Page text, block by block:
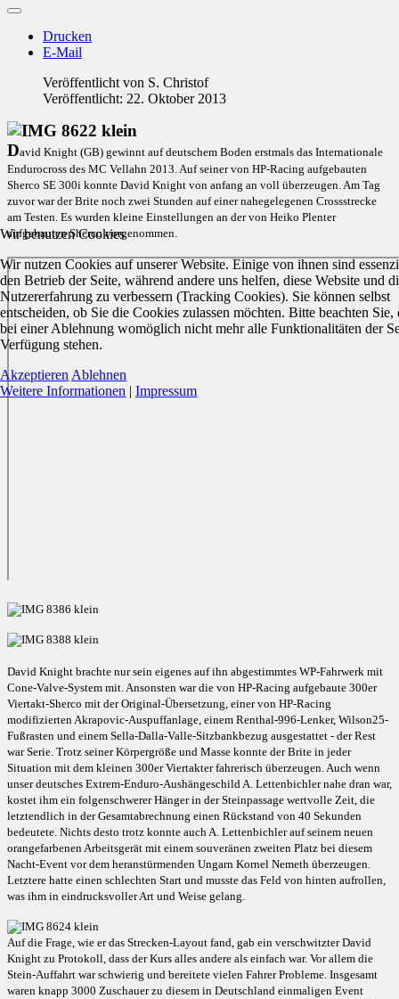
Drucken
E-Mail
Veröffentlicht von S. Christof
Veröffentlicht: 22. Oktober 2013
David Knight (GB) gewinnt auf deutschem Boden erstmals das Internationale
Endurocross des MC Vellahn 2013. Auf seiner von HP-Racing aufgebauten
Sherco SE 300i konnte David Knight von anfang an voll überzeugen. Am Tag
zuvor war der Brite noch zwei Stunden auf einer nahegelegenen Crossstrecke
am Testen. Es wurden kleine Einstellungen an der von Heiko Plenter
aufgebauten Sherco vorgenommen.
David Knight brachte nur sein eigenes auf ihn abgestimmtes WP-Fahrwerk mit
Cone-Valve-System mit. Ansonsten war die von HP-Racing aufgebaute 300er
Viertakt-Sherco mit der Original-Übersetzung, einer von HP-Racing
modifizierten Akrapovic-Auspuffanlage, einem Renthal-996-Lenker, Wilson25-
Fußrasten und einem Sella-Dalla-Valle-Sitzbankbezug ausgestattet - der Rest
war Serie. Trotz seiner Körpergröße und Masse konnte der Brite in jeder
Situation mit dem kleinen 300er Viertakter fahrerisch überzeugen. Auch wenn
unser deutsches Extrem-Enduro-Aushängeschild A. Lettenbichler nahe dran war,
kostet ihm ein folgenschwerer Hänger in der Steinpassage wertvolle Zeit, die
letztendlich in der Gesamtabrechnung einen Rückstand von 40 Sekunden
bedeutete. Nichts desto trotz konnte auch A. Lettenbichler auf seinem neuen
orangefarbenen Arbeitsgerät mit einem souveränen zweiten Platz bei diesem
Nacht-Event vor dem heranstürmenden Ungarn Kornel Nemeth überzeugen.
Letztere hatte einen schlechten Start und musste das Feld von hinten aufrollen,
was ihm in eindrucksvoller Art und Weise gelang.
Auf die Frage, wie er das Strecken-Layout fand, gab ein verschwitzter David
Knight zu Protokoll, dass der Kurs alles andere als einfach war. Vor allem die
Stein-Auffahrt war schwierig und bereitete vielen Fahrer Probleme. Insgesamt
waren knapp 3000 Zuschauer zu diesem in Deutschland einmaligen Event
Wir benutzen Cookies
Wir nutzen Cookies auf unserer Website. Einige von ihnen sind
den Betrieb der Seite, während andere uns helfen, diese Website und
Nutzererfahrung zu verbessern (Tracking Cookies). Sie können selbst
entscheiden, ob Sie die Cookies zulassen möchten. Bitte beachten Sie,
bei einer Ablehnung womöglich nicht mehr alle Funktionalitäten der
Verfügung stehen.
Akzeptieren Ablehnen
Weitere Informationen | Impressum